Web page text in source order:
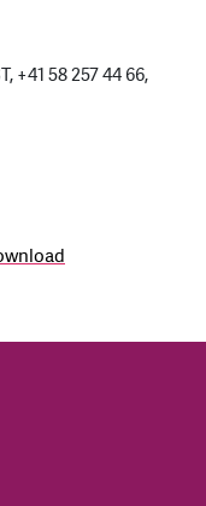
+41 58 257 44 66,